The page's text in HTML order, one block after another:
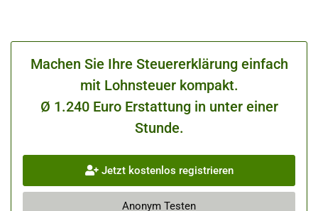
Machen Sie Ihre Steuererklärung einfach
mit Lohnsteuer kompakt.
Ø 1.240 Euro Erstattung in unter einer
Stunde.
Jetzt kostenlos registrieren
Anonym Testen